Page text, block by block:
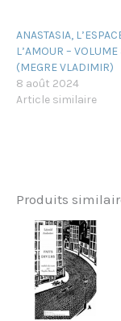
ANASTASIA,
L’AMOUR – VOLUME
(MEGRE VLADIMIR)
8 août 2024
Article similaire
Produits